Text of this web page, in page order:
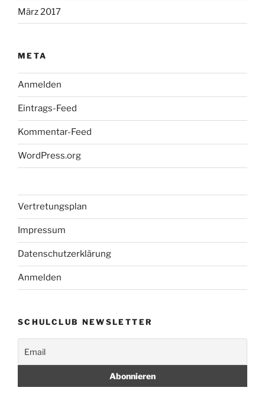
März 2017
META
Anmelden
Eintrags-Feed
Kommentar-Feed
WordPress.org
Vertretungsplan
Impressum
Datenschutzerklärung
Anmelden
SCHULCLUB NEWSLETTER